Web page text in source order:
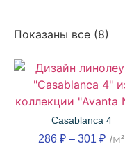
Показаны все (8)
Casablanca 4
286 ₽ – 301 ₽ /м²